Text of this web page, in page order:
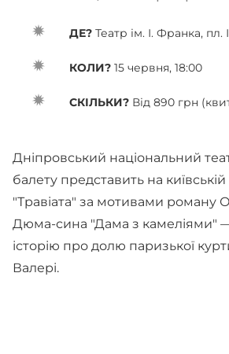
ДЕ? Театр ім. І. Франка, пл.
КОЛИ? 15 червня, 18:00
СКІЛЬКИ? Від 890 грн
Дніпровський національний
балету представить на
"Травіата" за мотивами роману
Дюма-сина "Дама з камеліями"
історію про долю паризької
Валері.